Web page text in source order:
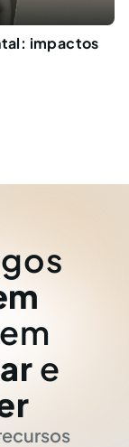
impactos
e